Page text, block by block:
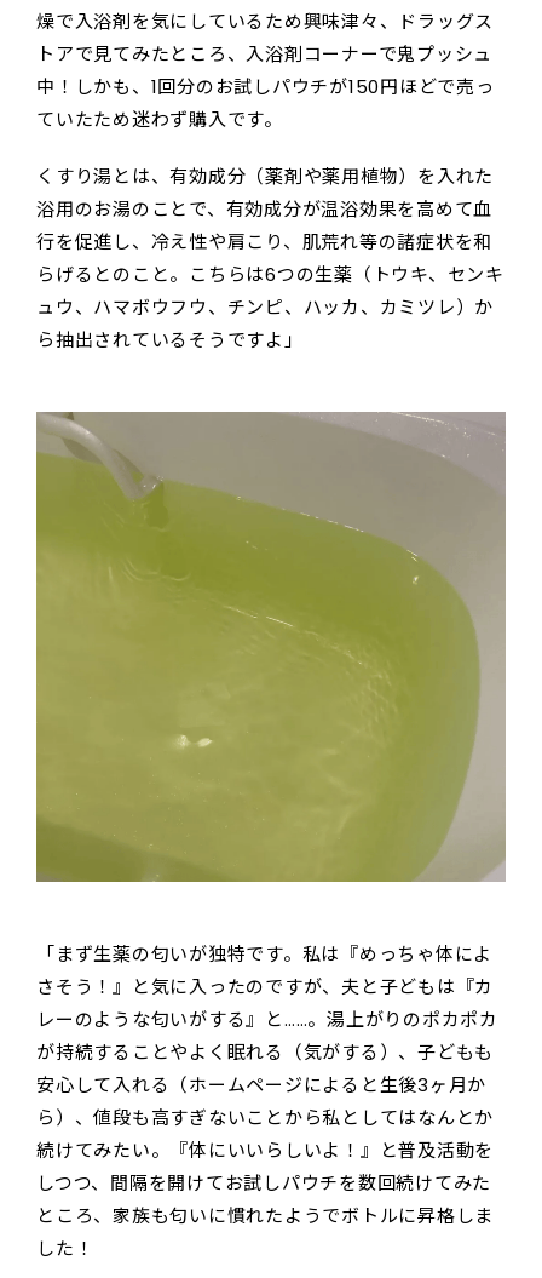
燥で入浴剤を気にしているため興味津々、ドラッグス
トアで見てみたところ、入浴剤コーナーで鬼プッシュ
中！しかも、1回分のお試しパウチが150円ほどで売っ
ていたため迷わず購入です。
くすり湯とは、有効成分（薬剤や薬用植物）を入れた
浴用のお湯のことで、有効成分が温浴効果を高めて血
行を促進し、冷え性や肩こり、肌荒れ等の諸症状を和
らげるとのこと。こちらは6つの生薬（トウキ、センキ
ュウ、ハマボウフウ、チンピ、ハッカ、カミツレ）か
ら抽出されているそうですよ」
「まず生薬の匂いが独特です。私は『めっちゃ体によ
さそう！』と気に入ったのですが、夫と子どもは『カ
レーのような匂いがする』と……。湯上がりのポカポカ
が持続することやよく眠れる（気がする）、子どもも
安心して入れる（ホームページによると生後3ヶ月か
ら）、値段も高すぎないことから私としてはなんとか
続けてみたい。『体にいいらしいよ！』と普及活動を
しつつ、間隔を開けてお試しパウチを数回続けてみた
ところ、家族も匂いに慣れたようでボトルに昇格しま
した！